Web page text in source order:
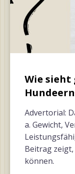
Wie sieht
Advertorial:
a. Gewicht,
Beitrag
können.